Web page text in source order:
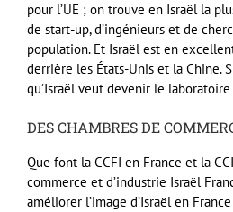
pour l’UE ; on trouve en Israël la
de start-up, d’ingénieurs et de
population. Et Israël est en
derrière les États-Unis et la Chine.
qu’Israël veut devenir le
DES CHAMBRES DE
Que font la CCFI en France et la
commerce et d’industrie Israël
améliorer l’image d’Israël en